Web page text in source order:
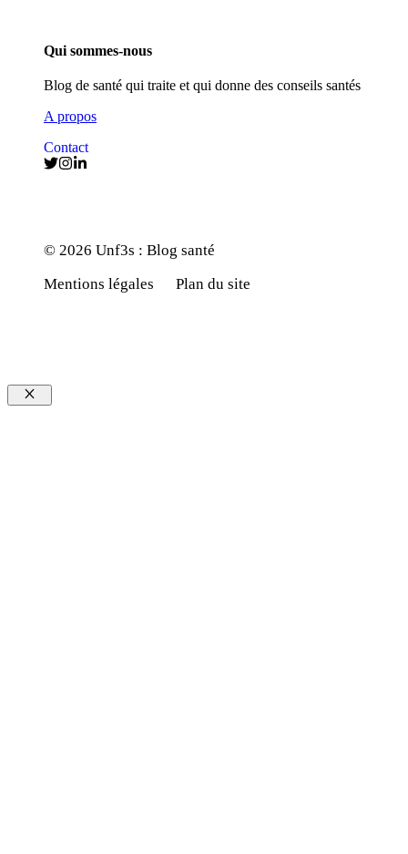
Qui sommes-nous
Blog de santé qui traite et qui donne des conseils santés
A propos
Contact
© 2026 Unf3s : Blog santé
Mentions légales
Plan du site
Fermer